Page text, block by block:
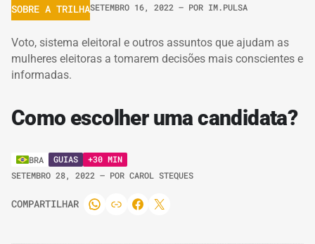
SOBRE A TRILHASETEMBRO 16, 2022 – POR IM.PULSA
Voto, sistema eleitoral e outros assuntos que ajudam as
mulheres eleitoras a tomarem decisões mais conscientes e
informadas.
Como escolher uma candidata?
BRA GUIAS
+30 MIN
SETEMBRO 28, 2022 – POR CAROL STEQUES
COMPARTILHAR